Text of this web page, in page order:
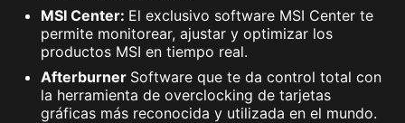
MSI Center: El exclusivo software MSI Center te
permite monitorear, ajustar y optimizar los
productos MSI en tiempo real.
Afterburner Software que te da control total con
la herramienta de overclocking de tarjetas
gráficas más reconocida y utilizada en el mundo.